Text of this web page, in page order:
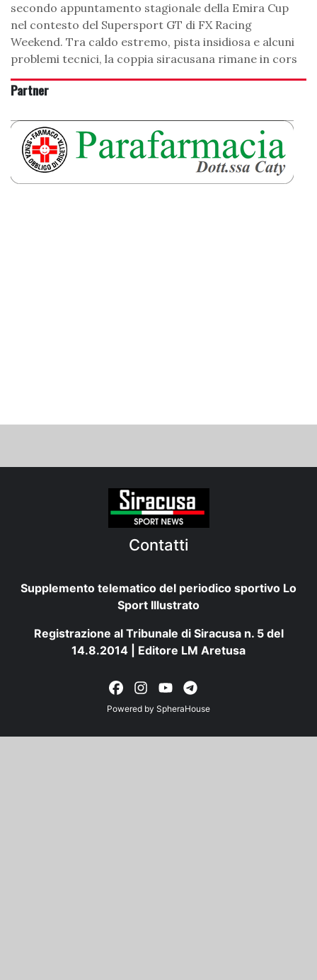
secondo appuntamento stagionale della Emira Cup
nel contesto del Supersport GT di FX Racing
Weekend. Tra caldo estremo, pista insidiosa e alcuni
problemi tecnici, la coppia siracusana rimane in cors
Partner
Contatti
Supplemento telematico del periodico sportivo Lo
Sport Illustrato
Registrazione al Tribunale di Siracusa n. 5 del
14.8.2014 | Editore LM Aretusa
Powered by SpheraHouse